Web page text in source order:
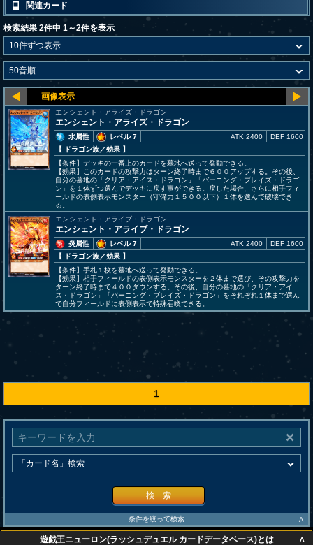
関連カード
検索結果 2件中 1～2件を表示
エンシェント・アライズ・ドラゴン
エンシェント・アライズ・ドラゴン
水属性
レベル 7
【 ドラゴン族／効果 】
ATK 2400 DEF 1600
【条件】デッキの一番上のカードを墓地へ送って発動できる。
【効果】このカードの攻撃力はターン終了時まで６００アップする。その後、
自分の墓地の「クリア・アイス・ドラゴン」「バーニング・ブレイズ・ドラゴ
ン」を１体ずつ選んでデッキに戻す事ができる。戻した場合、さらに相手フィ
ールドの表側表示モンスター（守備力１５００以下）１体を選んで破壊でき
る。
エンシェント・アライブ・ドラゴン
エンシェント・アライブ・ドラゴン
炎属性
レベル 7
【 ドラゴン族／効果 】
ATK 2400 DEF 1600
【条件】手札１枚を墓地へ送って発動できる。
【効果】相手フィールドの表側表示モンスターを２体まで選び、その攻撃力を
ターン終了時まで４００ダウンする。その後、自分の墓地の「クリア・アイ
ス・ドラゴン」「バーニング・ブレイズ・ドラゴン」をそれぞれ１体まで選ん
で自分フィールドに表側表示で特殊召喚できる。
1
検 索
条件を絞って検索 ∧
遊戯王ニューロン(ラッシュデュエル カードデータベース)とは ∧